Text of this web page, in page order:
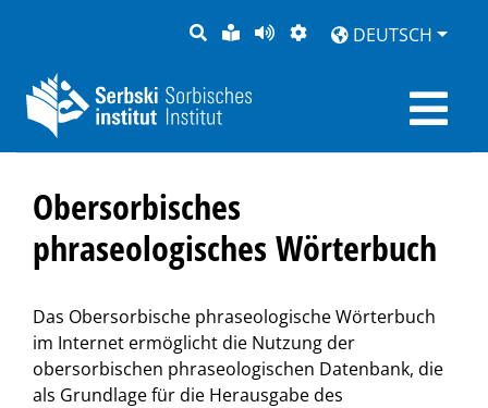
SUCHELEICHTE
SPRACHE
SEITEDARSTELLUNG
DEUTSCH
Obersorbisches
phraseologisches Wörterbuch
Das Obersorbische phraseologische Wörterbuch
im Internet ermöglicht die Nutzung der
obersorbischen phraseologischen Datenbank, die
als Grundlage für die Herausgabe des